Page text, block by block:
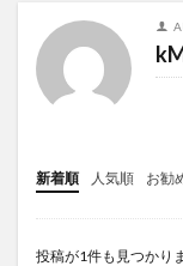
新着順 人気順 お勧
投稿が1件も見つかり
PCセットアップ
プログラミング
ウィルス対策